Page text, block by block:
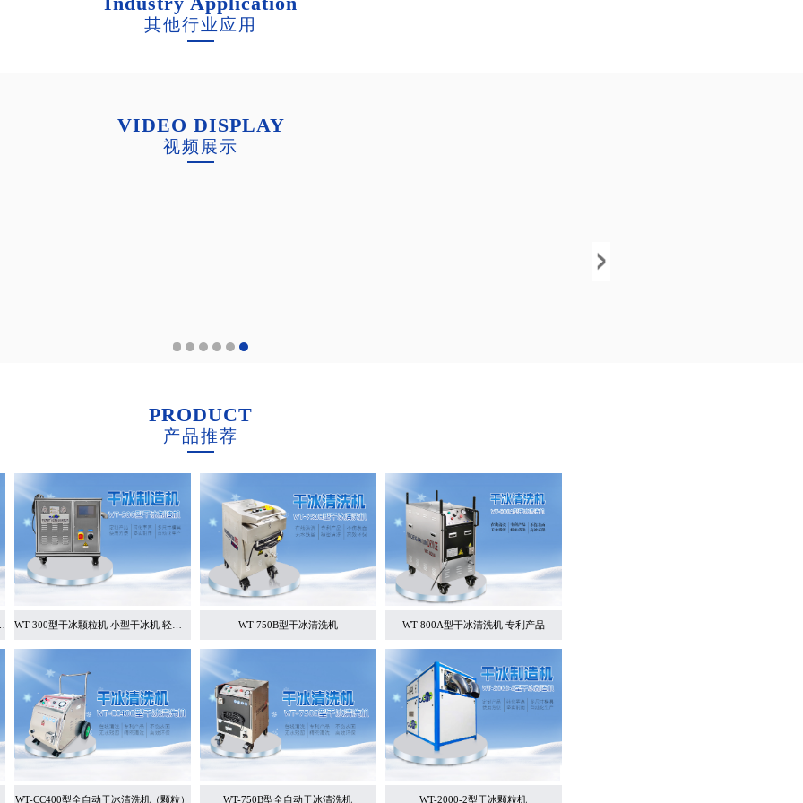
其他行业应用
VIDEO DISPLAY
视频展示
PRODUCT
产品推荐
WT-300型干冰颗粒机 小型干冰机 轻便易操 WT-750B型干冰清洗机 WT-800A型干冰清洗机 专利产品
WT-CC400型全自动干冰清洗机（颗粒） WT-750B型全自动干冰清洗机 WT-2000-2型干冰颗粒机